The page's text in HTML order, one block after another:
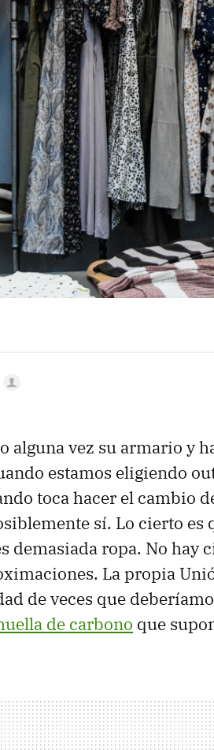
alguna vez su armario y
estamos eligiendo
toca hacer el cambio
sí. Lo cierto es
demasiada ropa. No hay
La propia
de veces que
de carbono que